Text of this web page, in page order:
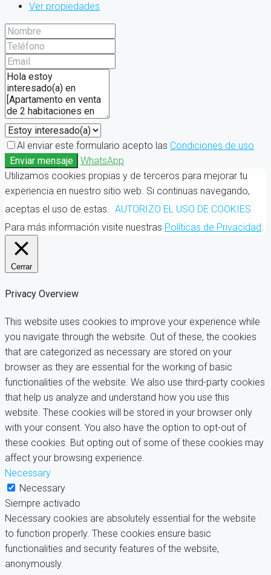
Ver propiedades
Al enviar este formulario acepto las Condiciones de uso
Enviar mensaje
WhatsApp
Utilizamos cookies propias y de terceros para mejorar tu
experiencia en nuestro sitio web. Si continuas navegando,
aceptas el uso de estas. AUTORIZO EL USO DE COOKIES
Para más información visite nuestras Políticas de Privacidad.
Cerrar
Privacy Overview
This website uses cookies to improve your experience while
you navigate through the website. Out of these, the cookies
that are categorized as necessary are stored on your
browser as they are essential for the working of basic
functionalities of the website. We also use third-party cookies
that help us analyze and understand how you use this
website. These cookies will be stored in your browser only
with your consent. You also have the option to opt-out of
these cookies. But opting out of some of these cookies may
affect your browsing experience.
Necessary
Necessary
Siempre activado
Necessary cookies are absolutely essential for the website
to function properly. These cookies ensure basic
functionalities and security features of the website,
anonymously.